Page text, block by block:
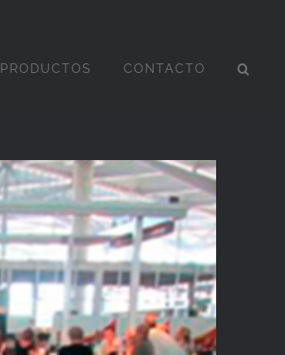
PRODUCTOS CONTACTO